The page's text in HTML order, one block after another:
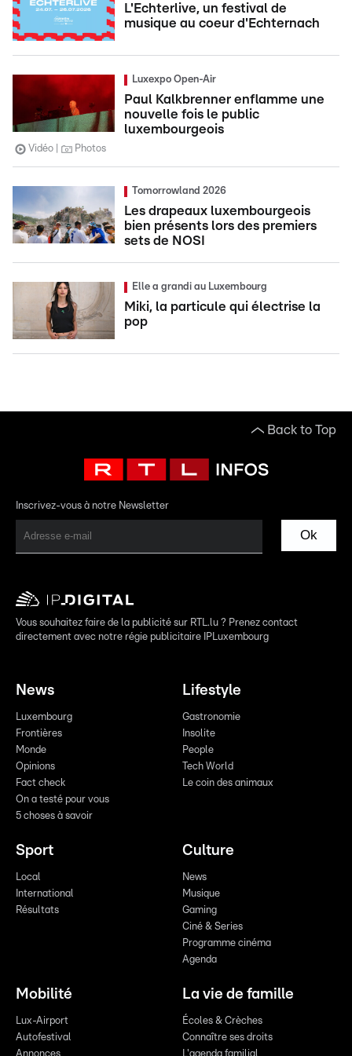
L'Echterlive, un festival de
musique au coeur d'Echternach
Luxexpo Open-Air
Paul Kalkbrenner enflamme une
nouvelle fois le public
luxembourgeois
Vidéo Photos
Tomorrowland 2026
Les drapeaux luxembourgeois
bien présents lors des premiers
sets de NOSI
Elle a grandi au Luxembourg
Miki, la particule qui électrise la
pop
Back to Top
Inscrivez-vous à notre Newsletter
Ok
Vous souhaitez faire de la publicité sur RTL.lu ? Prenez contact
directement avec notre régie publicitaire IPLuxembourg
News
Luxembourg
Frontières
Monde
Opinions
Fact check
On a testé pour vous
5 choses à savoir
Lifestyle
Gastronomie
Insolite
People
Tech World
Le coin des animaux
Sport
Local
International
Résultats
Culture
News
Musique
Gaming
Ciné & Series
Programme cinéma
Agenda
Mobilité
Lux-Airport
Autofestival
La vie de famille
Écoles & Crèches
Connaître ses droits